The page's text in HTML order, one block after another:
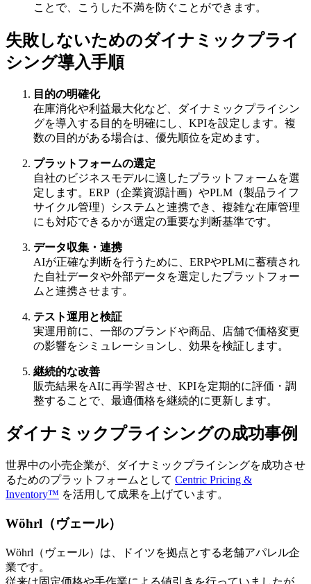
ことで、こうした不満を防ぐことができます。
失敗しないためのダイナミックプライ
シング導入手順
目的の明確化
在庫消化や利益最大化など、ダイナミックプライシン
グを導入する目的を明確にし、KPIを設定します。複
数の目的がある場合は、優先順位を定めます。
プラットフォームの選定
自社のビジネスモデルに適したプラットフォームを選
定します。ERP（企業資源計画）やPLM（製品ライフ
サイクル管理）システムと連携でき、複雑な在庫管理
にも対応できるかが選定の重要な判断基準です。
データ収集・連携
AIが正確な判断を行うために、ERPやPLMに蓄積され
た自社データや外部データを選定したプラットフォー
ムと連携させます。
テスト運用と検証
実運用前に、一部のブランドや商品、店舗で価格変更
の影響をシミュレーションし、効果を検証します。
継続的な改善
販売結果をAIに再学習させ、KPIを定期的に評価・調
整することで、最適価格を継続的に更新します。
ダイナミックプライシングの成功事例
世界中の小売企業が、ダイナミックプライシングを成功させ
るためのプラットフォームとして Centric Pricing &
Inventory™ を活用して成果を上げています。
Wöhrl（ヴェール）
Wöhrl（ヴェール）は、ドイツを拠点とする老舗アパレル企
業です。
従来は固定価格や手作業による値引きを行っていましたが、